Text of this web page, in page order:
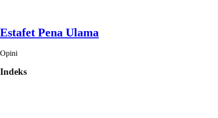
Estafet Pena Ulama
Opini
Indeks